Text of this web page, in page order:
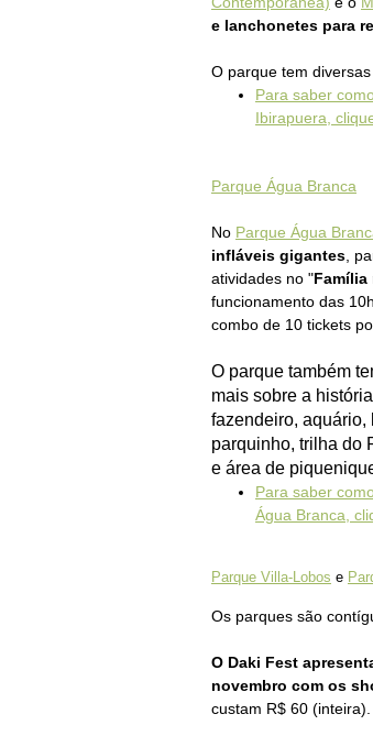
e lanchonetes para
O parque tem
Para saber
Ibirapuera,
Parque Água Branca
No Parque Água
infláveis gigantes ,
atividades no "Família
funcionamento das
combo de 10 tickets
O parque também
mais sobre a
fazendeiro, aquário,
parquinho, trilha do
e área de
Para saber
Água Branca,
Parque Villa-Lobos e
Os parques são
O Daki Fest
novembro com os
custam R$ 60 (inteira).